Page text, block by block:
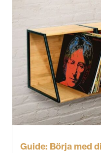
Guide: Börja med